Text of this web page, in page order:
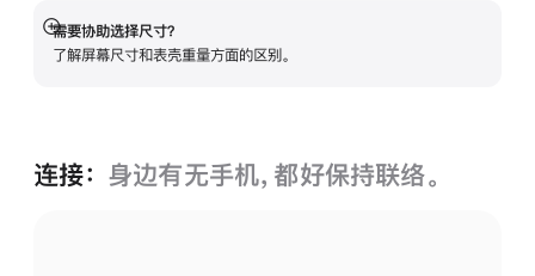
需要协助选择尺寸？
了解屏幕尺寸和表壳重量方面的区别。
展
开
连接： 身边有无手机，都好保持联络。